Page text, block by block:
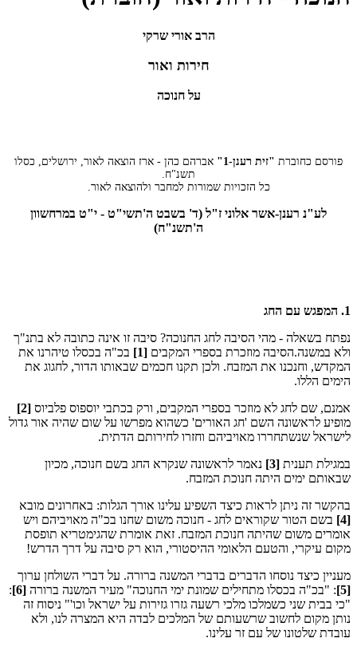
הרב אורי שרקי
חירות ואור
על חנוכה
פורסם כחוברת "זית רענן-1"
אברהם כהן - ארז הוצאה לאור, ירושלים, כסלו
תשנ"ח.
כל הזכויות שמורות למחבר ולהוצאה לאור.
לע"נ רענן-אשר אלוני ז"ל (ד' בשבט ה'תשי"ט - י"ט במרחשוון
ה'תשנ"ח)
1. המפגש עם החג
נפתח בשאלה - מהי הסיבה לחג החנוכה? סיבה זו אינה כתובה לא בתנ"ך
ולא במשנה.הסיבה מוזכרת בספרי המקבים [1]
בכ"ה בכסלו טיהרנו את
המקדש, וחנכנו את המזבח. ולכן תקנו חכמים שבאותו הדור, לחגוג את
הימים הללו.
אמנם, שם לחג לא מוזכר בספרי המקבים, ורק בכתבי יוספוס פלביוס [2]
מופיע לראשונה השם 'חג האורים' כשהוא מפרשו על שום שהיה אור גדול
לישראל שנשתחררו מאויביהם וחזרו לחירותם הדתית.
במגילת תענית [3]
נאמר לראשונה שנקרא החג בשם חנוכה, מכיון
שבאותם ימים היתה חנוכת המזבח.
בהקשר זה ניתן לראות כיצד השפיע עלינו אורך הגלות: באחרונים מובא
[4]
בשם הטור שקוראים לחג - חנוכה משום שחנו בכ"ה מאויביהם ויש
אומרים משום שהיתה חנוכת המזבח. זאת אומרת שהגימטריא תופסת
מקום עיקרי, והטעם הלאומי ההיסטורי, הוא רק סיבה על דרך הדרש!
מעניין כיצד נוסחו הדברים בדברי המשנה ברורה. על דברי השולחן ערוך
[5]
: "בכ"ה בכסלו מתחילים שמונת ימי החנוכה" מעיר המשנה ברורה [6]
:
"כי בבית שני כשמלכו מלכי רשעה גזרו גזירות על ישראל וכו'" ניסוח זה
נותן מקום לחשוב שרשעותם של המלכים לבדה היא המצרה לנו, ולא
עובדת שלטונו של עם זר עלינו.